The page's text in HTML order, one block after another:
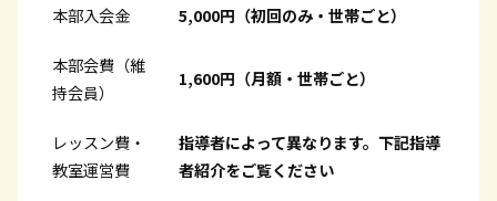
本部入会金 5,000円（初回のみ・世帯ごと）
本部会費（維
持会員）
1,600円（月額・世帯ごと）
レッスン費・
教室運営費
指導者によって異なります。下記指導
者紹介をご覧ください